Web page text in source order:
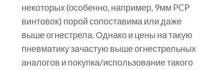
некоторых (особенно, например, 9мм PCP
винтовок) порой сопоставима или даже
выше огнестрела. Однако и цены на такую
пневматику зачастую выше огнестрельных
аналогов и покупка/использование такого